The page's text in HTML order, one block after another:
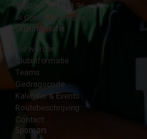
☎︎ 0341 - 41 28 96
✉︎ Contactformulier
Clubinformatie
Lid worden
Clubinformatie
Teams
Gedragscode
Kalender & Events
Routebeschrijving
Contact
Sponsors